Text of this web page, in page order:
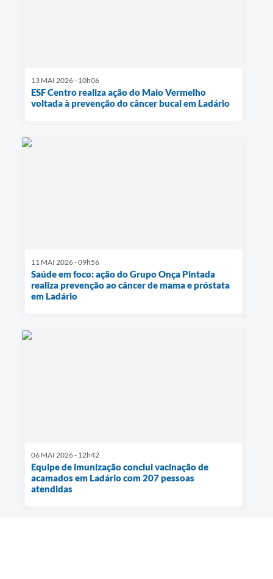
13 MAI 2026 - 10h06
ESF Centro realiza ação do Maio Vermelho
voltada à prevenção do câncer bucal em Ladário
11 MAI 2026 - 09h56
Saúde em foco: ação do Grupo Onça Pintada
realiza prevenção ao câncer de mama e próstata
em Ladário
06 MAI 2026 - 12h42
Equipe de imunização conclui vacinação de
acamados em Ladário com 207 pessoas
atendidas